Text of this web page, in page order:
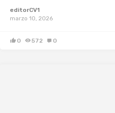
editorCV1
marzo 10, 2026
0 572 0